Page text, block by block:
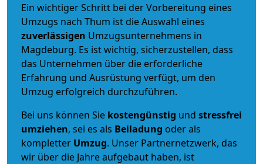
Ein wichtiger Schritt bei der Vorbereitung eines
Umzugs nach Thum ist die Auswahl eines
zuverlässigen Umzugsunternehmens in
Magdeburg. Es ist wichtig, sicherzustellen, dass
das Unternehmen über die erforderliche
Erfahrung und Ausrüstung verfügt, um den
Umzug erfolgreich durchzuführen.
Bei uns können Sie kostengünstig und stressfrei
umziehen, sei es als Beiladung oder als
kompletter Umzug. Unser Partnernetzwerk, das
wir über die Jahre aufgebaut haben, ist